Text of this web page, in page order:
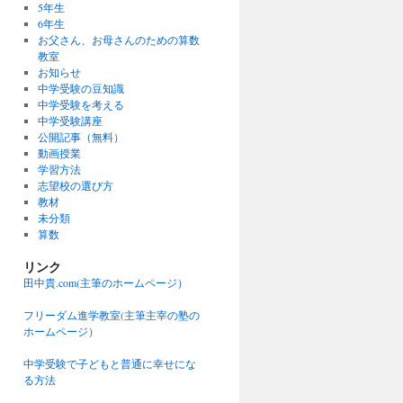
5年生
6年生
お父さん、お母さんのための算数
教室
お知らせ
中学受験の豆知識
中学受験を考える
中学受験講座
公開記事（無料）
動画授業
学習方法
志望校の選び方
教材
未分類
算数
リンク
田中貴.com(主筆のホームページ）
フリーダム進学教室(主筆主宰の塾の
ホームページ）
中学受験で子どもと普通に幸せにな
る方法